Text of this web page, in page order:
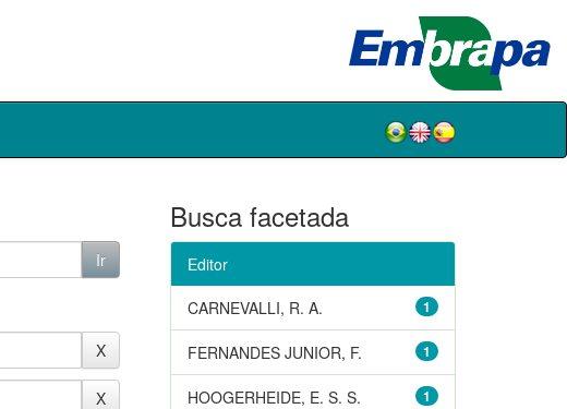
Busca facetada
Editor
1
CARNEVALLI, R. A.
1
FERNANDES JUNIOR, F.
1
HOOGERHEIDE, E. S. S.